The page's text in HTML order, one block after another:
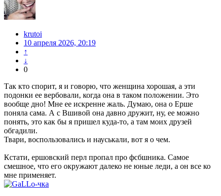
krutoi
10 апреля 2026, 20:19
↑
↓
0
Так кто спорит, я и говорю, что женщина хорошая, а эти
подонки ее вербовали, когда она в таком положении. Это
вообще дно! Мне ее искренне жаль. Думаю, она о Ерше
поняла сама. А с Вшивой она давно дружит, ну, ее можно
понять, это как бы я пришел куда-то, а там моих друзей
обгадили.
Твари, воспользовались и науськали, вот я о чем.
Кстати, ершовский перл пропал про фсбшника. Самое
смешное, что его окружают далеко не юные леди, а он все ко
мне применяет.